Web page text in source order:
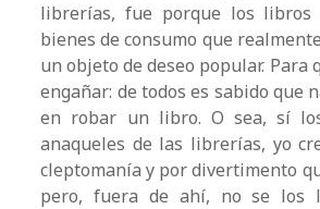
librerías, fue porque los libros
bienes de consumo que
un objeto de deseo popular. Para
engañar: de todos es sabido que
en robar un libro. O sea, sí
anaqueles de las librerías, yo
cleptomanía y por divertimento
pero, fuera de ahí, no se los